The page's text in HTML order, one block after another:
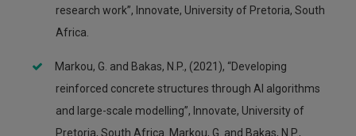
research work”, Innovate, University of Pretoria, South
Africa.
Markou, G. and Bakas, N.P., (2021), “Developing
reinforced concrete structures through AI algorithms
and large-scale modelling”, Innovate, University of
Pretoria, South Africa. Markou, G. and Bakas, N.P.,